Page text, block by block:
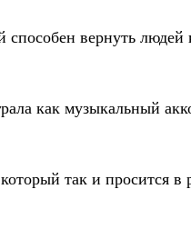
вернуть
как музыкальный
так и просится в